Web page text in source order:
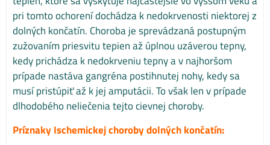
pri tomto ochorení dochádza k nedokrvenosti niektorej z
dolných končatín. Choroba je sprevádzaná postupným
zužovaním priesvitu tepien až úplnou uzáverou tepny,
kedy prichádza k nedokrveniu tepny a v najhoršom
prípade nastáva gangréna postihnutej nohy, kedy sa
musí pristúpiť až k jej amputácii. To však len v prípade
dlhodobého neliečenia tejto cievnej choroby.
Príznaky Ischemickej choroby dolných končatín: